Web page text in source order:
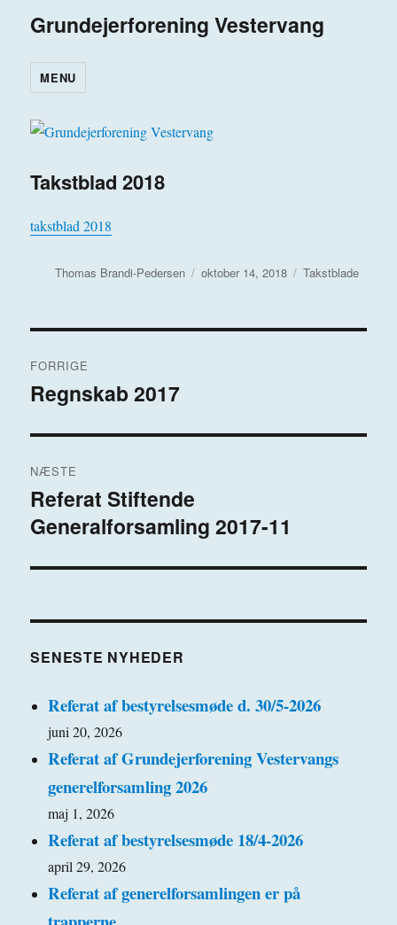
Grundejerforening Vestervang
MENU
Takstblad 2018
takstblad 2018
Forfatter
Thomas Brandi-Pedersen Udgivet
oktober 14, 2018 Kategorier
Takstblade
FORRIGE
Forrige
Regnskab 2017
NÆSTE
Næste
indlæg:
Referat Stiftende
Generalforsamling 2017-11
SENESTE NYHEDER
Referat af bestyrelsesmøde d. 30/5-2026
juni 20, 2026
Referat af Grundejerforening Vestervangs
generelforsamling 2026
maj 1, 2026
Referat af bestyrelsesmøde 18/4-2026
april 29, 2026
Referat af generelforsamlingen er på